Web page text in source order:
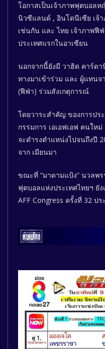
โอกาสเป็นเจ้าภาพฟุตบอล
นิวซีแลนด์ , อินโดนีเซีย เจ้
เช่นกัน และ ไทย เจ้าภาพฟี
ประเทศแรกในอาเซียน
นอกจากนี้ยังมี วาฮิด คาร์ดา
ทางมาเข้าร่วม และ ผู้แทน
(ฟีฟ่า) ร่วมสังเกตุการณ์
โดยวาระสำคัญ ของการปร
กรรมการ เอเอฟเอฟ คนให
จะดำรงตำแหน่งไปจนถึงปี
จาก เมียนมา
ขณะที่ “มาดามแป้ง” นวลพ
ฟุตบอลแห่งประเทศไทยฯ ยั
AFF Congress ครั้งที่ 32 ป